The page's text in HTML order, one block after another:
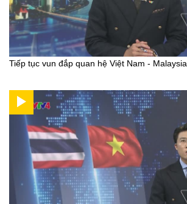
Tiếp tục vun đắp quan hệ Việt Nam - Malaysia